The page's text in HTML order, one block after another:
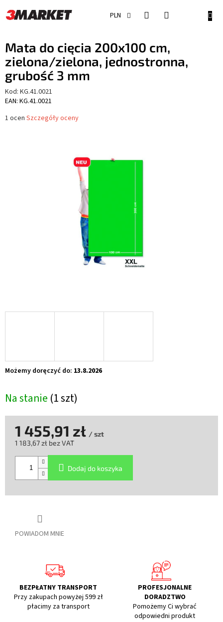
do
treści
PLN
Mata do cięcia 200x100 cm,
zielona/zielona, jednostronna,
grubość 3 mm
Kod: KG.41.0021
EAN: KG.41.0021
Średnia
1 ocen Szczegóły oceny
Na stanie (1 szt)
Możemy doręczyć do: 13.8.2026
POWIADOM MNIE
1 455,91 zł / szt
1 183,67 zł bez VAT
jednostkowa:
Dodaj do koszyka
BEZPŁATNY TRANSPORT
Przy zakupach powyżej 599 zł
płacimy za transport
PROFESJONALNE
DORADZTWO
Pomożemy Ci wybrać
odpowiedni produkt